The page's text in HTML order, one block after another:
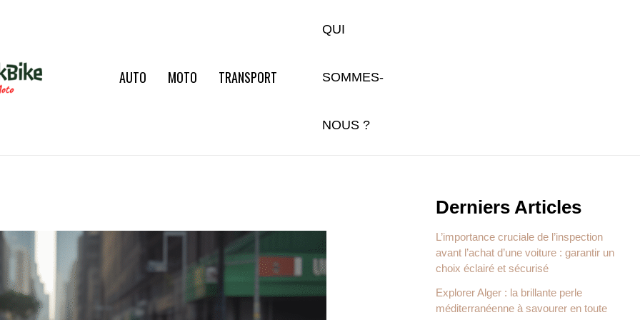
AUTO MOTO TRANSPORT
QUI
SOMMES-
NOUS ?
Derniers Articles
L’importance cruciale de l’inspection
avant l’achat d’une voiture : garantir un
choix éclairé et sécurisé
Explorer Alger : la brillante perle
méditerranéenne à savourer en toute